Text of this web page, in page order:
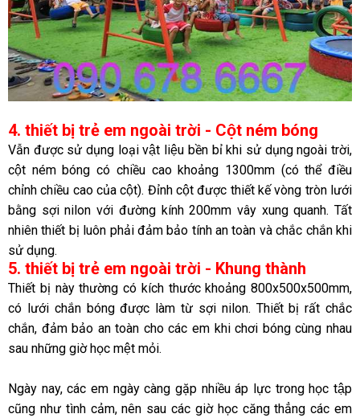
4. thiết bị trẻ em ngoài trời - Cột ném bóng
Vẫn được sử dụng loại vật liệu bền bỉ khi sử dụng ngoài trời,
cột ném bóng có chiều cao khoảng 1300mm (có thể điều
chỉnh chiều cao của cột). Đỉnh cột được thiết kế vòng tròn lưới
bằng sợi nilon với đường kính 200mm vây xung quanh. Tất
nhiên thiết bị luôn phải đảm bảo tính an toàn và chắc chắn khi
sử dụng.
5. thiết bị trẻ em ngoài trời - Khung thành
Thiết bị này thường có kích thước khoảng 800x500x500mm,
có lưới chắn bóng được làm từ sợi nilon. Thiết bị rất chắc
chắn, đảm bảo an toàn cho các em khi chơi bóng cùng nhau
sau những giờ học mệt mỏi.
Ngày nay, các em ngày càng gặp nhiều áp lực trong học tập
cũng như tình cảm, nên sau các giờ học căng thẳng các em